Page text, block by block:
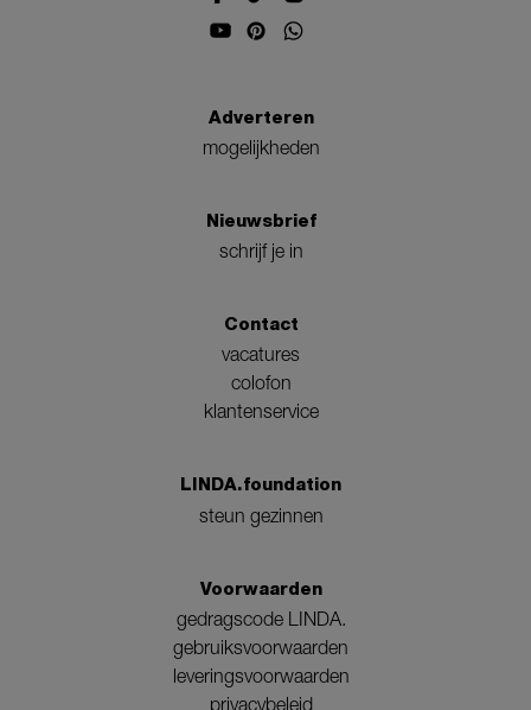
Adverteren
mogelijkheden
Nieuwsbrief
schrijf je in
Contact
vacatures
colofon
klantenservice
LINDA.foundation
steun gezinnen
Voorwaarden
gedragscode LINDA.
gebruiksvoorwaarden
leveringsvoorwaarden
privacybeleid